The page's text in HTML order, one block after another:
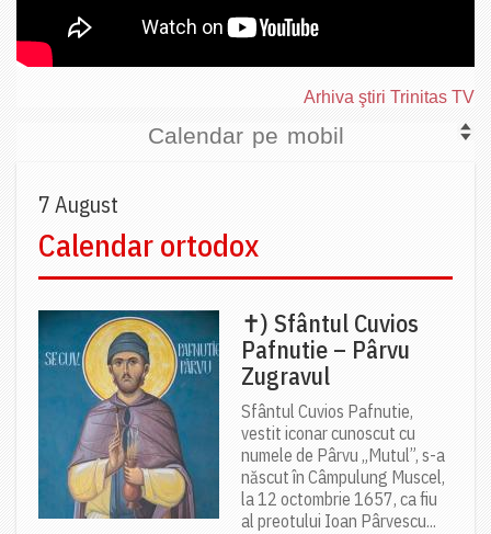
Arhiva ştiri Trinitas TV
Calendar pe mobil
7 August
Calendar ortodox
✝) Sfântul Cuvios
Pafnutie – Pârvu
Zugravul
Sfântul Cuvios Pafnutie,
vestit iconar cunoscut cu
numele de Pârvu „Mutul”, s-a
născut în Câmpulung Muscel,
la 12 octombrie 1657, ca fiu
al preotului Ioan Pârvescu...